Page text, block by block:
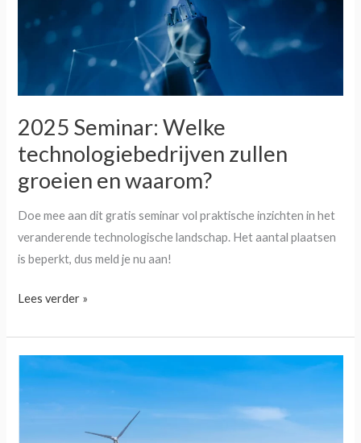
2025 Seminar: Welke
technologiebedrijven zullen
groeien en waarom?
Doe mee aan dit gratis seminar vol praktische inzichten in het
veranderende technologische landschap. Het aantal plaatsen
is beperkt, dus meld je nu aan!
waarom?
Lees verder »
Windenergie
decoderen:
Een